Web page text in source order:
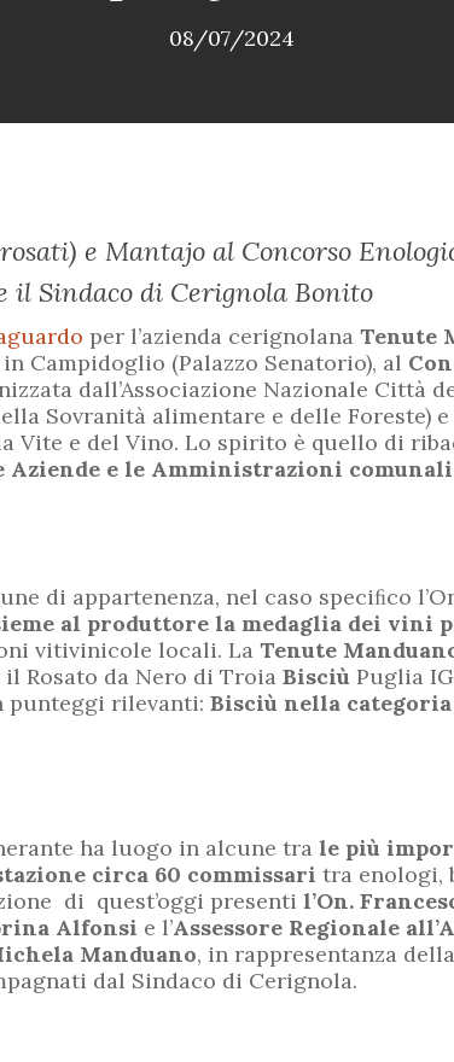
08/07/2024
e Mantajo al Concorso
Sindaco di Cerignola Bonito
per l’azienda cerignolana Tenute
Campidoglio (Palazzo Senatorio), al
dall’Associazione Nazionale Città
Sovranità alimentare e delle Foreste)
Vite e del Vino. Lo spirito è quello di
e le Amministrazioni comunali
di appartenenza, nel caso speciﬁco
al produttore la medaglia dei
vitivinicole locali. La Tenute
il Rosato da Nero di Troia Bisciù Puglia
punteggi rilevanti: Bisciù nella
ha luogo in alcune tra le più
circa 60 commissari tra enologi,
di quest’oggi presenti l’On.
Alfonsi e l’Assessore Regionale
Manduano, in rappresentanza
dal Sindaco di Cerignola.